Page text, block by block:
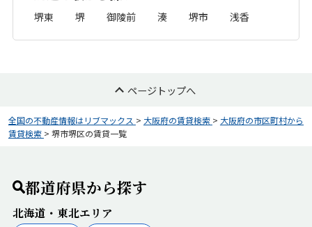
堺東 堺 御陵前 湊 堺市 浅香
ページトップへ
全国の不動産情報はリブマックス > 大阪府の賃貸検索 > 大阪府の市区町村から
賃貸検索 > 堺市堺区の賃貸一覧
都道府県から探す
北海道・東北エリア